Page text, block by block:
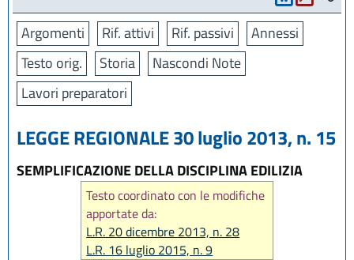
Argomenti Rif. attivi Rif. passivi
Annessi
Testo orig.
Storia
Nascondi Note
Lavori preparatori
LEGGE REGIONALE 30 luglio 2013, n. 15
SEMPLIFICAZIONE DELLA DISCIPLINA EDILIZIA
Testo coordinato con le modifiche
apportate da:
L.R. 20 dicembre 2013, n. 28
L.R. 16 luglio 2015, n. 9